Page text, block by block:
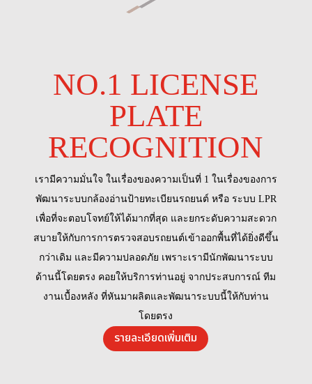
NO.1 LICENSE
PLATE
RECOGNITION
เรามีความมั่นใจ ในเรื่องของความเป็นที่ 1 ในเรื่องของการ
พัฒนาระบบกล้องอ่านป้ายทะเบียนรถยนต์ หรือ ระบบ LPR
เพื่อที่จะตอบโจทย์ให้ได้มากที่สุด และยกระดับความสะดวก
สบายให้กับการการตรวจสอบรถยนต์เข้าออกพื้นที่ได้ยิ่งดีขึ้น
กว่าเดิม และมีความปลอดภัย เพราะเรามีนักพัฒนาระบบ
ด้านนี้โดยตรง คอยให้บริการท่านอยู่ จากประสบการณ์ ทีม
งานเบื้องหลัง ที่หันมาผลิตและพัฒนาระบบนี้ให้กับท่าน
โดยตรง
รายละเอียดเพิ่มเติม